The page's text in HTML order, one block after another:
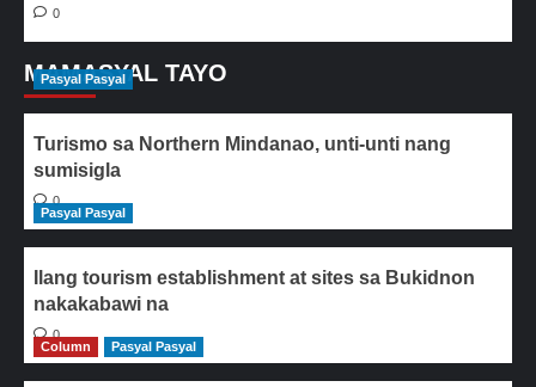
0
MAMASYAL TAYO
Pasyal Pasyal
Turismo sa Northern Mindanao, unti-unti nang
sumisigla
0
Pasyal Pasyal
Ilang tourism establishment at sites sa Bukidnon
nakakabawi na
0
Column
Pasyal Pasyal